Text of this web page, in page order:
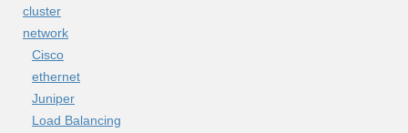
cluster
network
Cisco
ethernet
Juniper
Load Balancing